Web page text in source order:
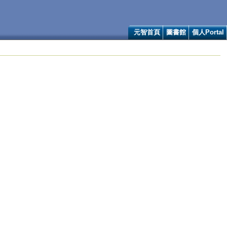
元智首頁 圖書館 個人Portal